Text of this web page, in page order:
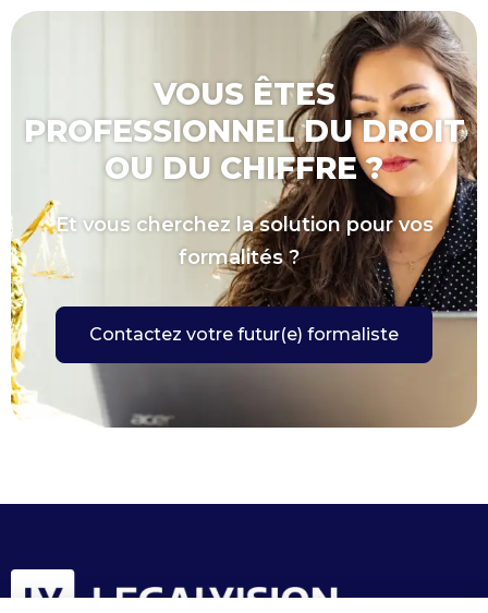
VOUS ÊTES
PROFESSIONNEL DU DROIT
OU DU CHIFFRE ?
Et vous cherchez la solution pour vos
formalités ?
Contactez votre futur(e) formaliste